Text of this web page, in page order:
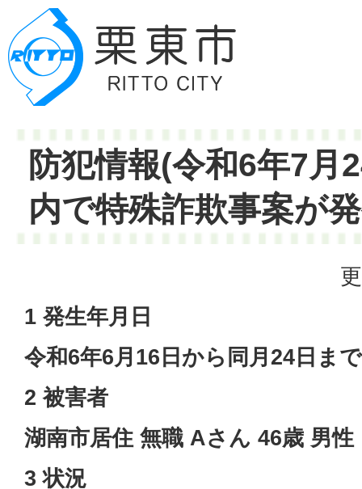
防犯情報(令和6年7月
内で特殊詐欺事案が
1 発生年月日
令和6年6月16日から同月24日ま
2 被害者
湖南市居住 無職 Aさん 46歳 男性
3 状況